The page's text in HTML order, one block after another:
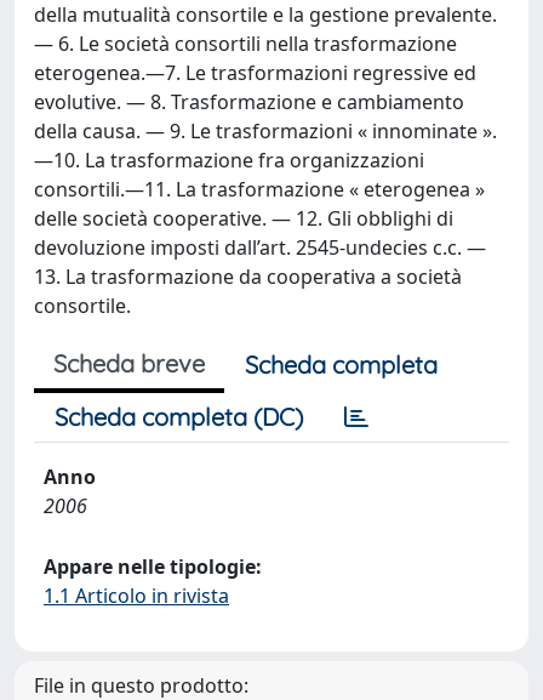
della mutualità consortile e la gestione prevalente.
— 6. Le società consortili nella trasformazione
eterogenea.—7. Le trasformazioni regressive ed
evolutive. — 8. Trasformazione e cambiamento
della causa. — 9. Le trasformazioni « innominate ».
—10. La trasformazione fra organizzazioni
consortili.—11. La trasformazione « eterogenea »
delle società cooperative. — 12. Gli obblighi di
devoluzione imposti dall’art. 2545-undecies c.c. —
13. La trasformazione da cooperativa a società
consortile.
Scheda breve
Scheda completa
Scheda completa (DC)
Anno
2006
Appare nelle tipologie:
1.1 Articolo in rivista
File in questo prodotto: